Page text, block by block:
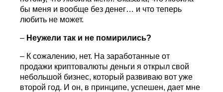
бы меня и вообще без денег… и что теперь
любить не может.
– Неужели так и не помирились?
– К сожалению, нет. На заработанные от
продажи криптовалюты деньги я открыл свой
небольшой бизнес, который развиваю вот уже
второй год. И он, в принципе, успешен, дает мне